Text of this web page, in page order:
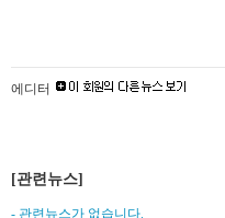
에디터
[관련뉴스]
- 관련뉴스가 없습니다.